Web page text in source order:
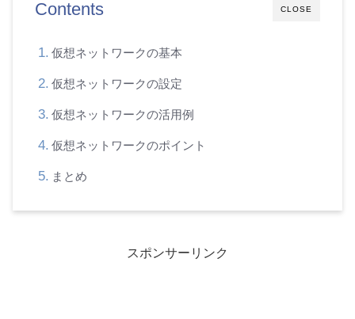
CLOSE
Contents
仮想ネットワークの基本
仮想ネットワークの設定
仮想ネットワークの活用例
仮想ネットワークのポイント
まとめ
スポンサーリンク